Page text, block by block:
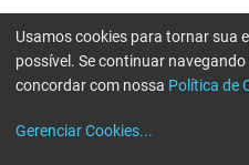
Usamos cookies para tornar sua
possível. Se continuar
concordar com nossa Política de
Gerenciar Cookies...
Erro ao enviar informações, por